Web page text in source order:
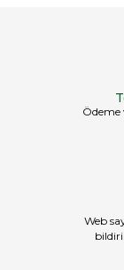
Ödeme
Web